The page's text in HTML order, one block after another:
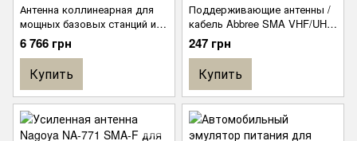
Антенна коллинеарная для
мощных базовых станций и
ретрансляторов (VHF) Green
6 766 грн
Купить
Поддерживающие антенны /
кабель Abbree SMA VHF/UHF
144/430 МГц 60см для рації
Baofeng
247 грн
Купить